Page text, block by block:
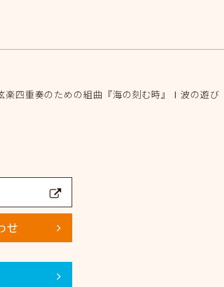
楽四重奏のための組曲『海の刻む時』Ⅰ波の遊び
せ